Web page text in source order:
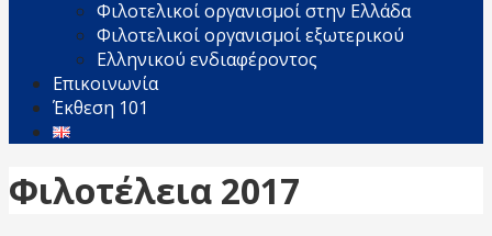
Φιλοτελικοί οργανισμοί στην Ελλάδα
Φιλοτελικοί οργανισμοί εξωτερικού
Ελληνικού ενδιαφέροντος
Επικοινωνία
Έκθεση 101
Φιλοτέλεια 2017